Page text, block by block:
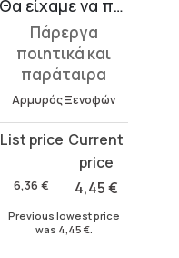
Θα είχαμε να πούμε πολλά
Πάρεργα
ποιητικά και
παράταιρα
Αρμυρός Ξενοφών
6,36 €
Original
was:
4,45€
Current
is:
Previous lowest price
was 4,45 €.